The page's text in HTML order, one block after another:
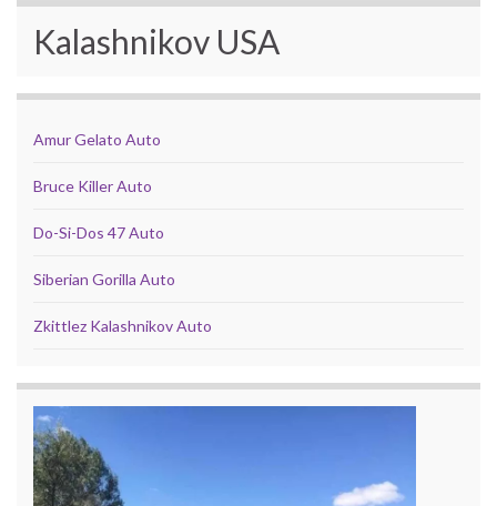
Kalashnikov USA
Amur Gelato Auto
Bruce Killer Auto
Do-Si-Dos 47 Auto
Siberian Gorilla Auto
Zkittlez Kalashnikov Auto